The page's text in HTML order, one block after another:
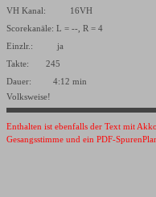
VH Kanal: 16VH
Scorekanäle: L = --, R = 4
Einzlr.: ja
Takte: 245
Dauer: 4:12 min
Volksweise!
Enthalten ist ebenfalls der Text mit
Gesangsstimme und ein PDF-